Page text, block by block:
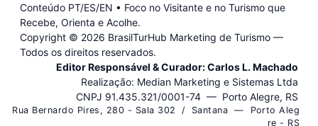
Conteúdo PT/ES/EN • Foco no Visitante e no Turismo que
Recebe, Orienta e Acolhe.
Copyright © 2026 BrasilTurHub Marketing de Turismo —
Todos os direitos reservados.
Editor Responsável & Curador: Carlos L. Machado
Realização: Median Marketing e Sistemas Ltda
CNPJ 91.435.321/0001-74 — Porto Alegre, RS
R u a B e r n a r d o P i r e s , 2 8 0 - S a l a 3 0 2 / S a n t a n a — P o r t o A l e g
r e - R S